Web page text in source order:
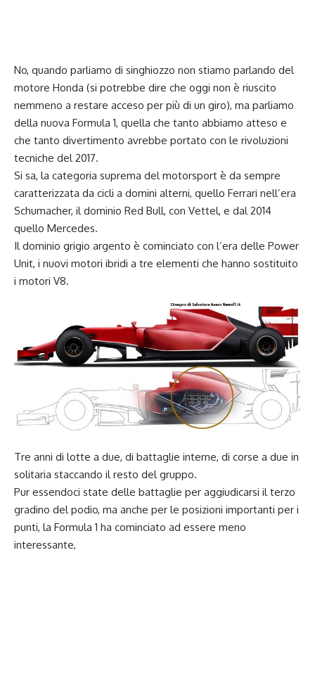
No, quando parliamo di singhiozzo non stiamo parlando del
motore Honda (si potrebbe dire che oggi non è riuscito
nemmeno a restare acceso per più di un giro), ma parliamo
della nuova Formula 1, quella che tanto abbiamo atteso e
che tanto divertimento avrebbe portato con le rivoluzioni
tecniche del 2017.
Si sa, la categoria suprema del motorsport è da sempre
caratterizzata da cicli a domini alterni, quello Ferrari nell’era
Schumacher, il dominio Red Bull, con Vettel, e dal 2014
quello Mercedes.
Il dominio grigio argento è cominciato con l’era delle Power
Unit, i nuovi motori ibridi a tre elementi che hanno sostituito
i motori V8.
Tre anni di lotte a due, di battaglie interne, di corse a due in
solitaria staccando il resto del gruppo.
Pur essendoci state delle battaglie per aggiudicarsi il terzo
gradino del podio, ma anche per le posizioni importanti per i
punti, la Formula 1 ha cominciato ad essere meno
interessante,